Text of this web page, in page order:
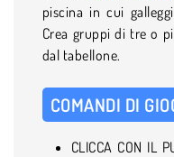
piscina in cui
Crea gruppi di tre o
dal tabellone.
COMANDI DI
CLICCA CON IL